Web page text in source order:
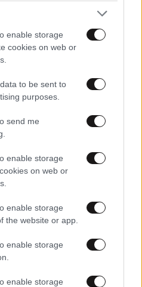
enable storage
cookies on web or
to be sent to
purposes.
send me
enable storage
on web or
enable storage
the website or app.
enable storage
enable storage
να κάνετε για μια ζωή
– Ένα απλό αλλά